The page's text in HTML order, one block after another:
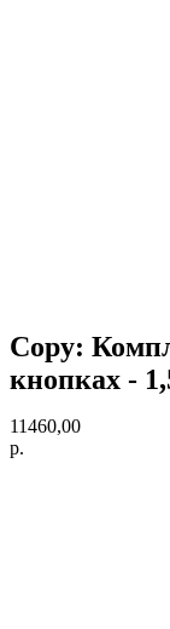
Copy:
кнопках -
11460,00
р.